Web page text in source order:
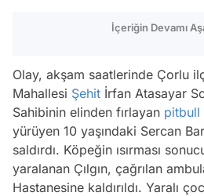
İçeriğin Devamı
Olay, akşam saatlerinde Çorlu
Mahallesi Şehit İrfan Atasayar
Sahibinin elinden fırlayan pitbull
yürüyen 10 yaşındaki Sercan
saldırdı. Köpeğin ısırması
yaralanan Çılgın, çağrılan
Hastanesine kaldırıldı. Yaralı